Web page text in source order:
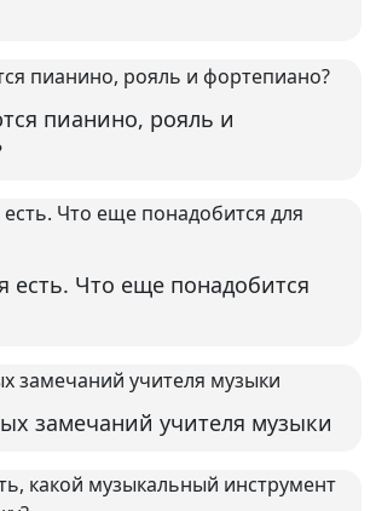
пианино, рояль и
есть. Что еще понадобится
замечаний учителя музыки